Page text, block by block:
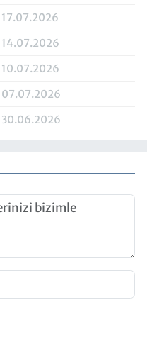
17.07.2026
14.07.2026
10.07.2026
07.07.2026
30.06.2026